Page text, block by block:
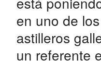
en uno de
astilleros
un referente